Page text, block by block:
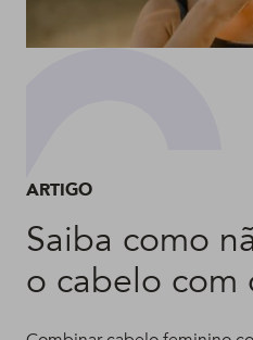
ARTIGO
Saiba como
o cabelo com